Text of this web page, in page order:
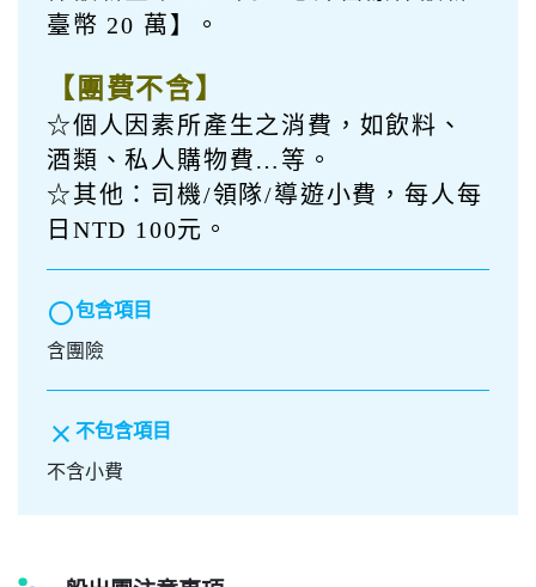
時，請留意身體補水狀況
【團費包含】
☆交通：大型遊覽車車資及過路費
用。
☆住宿：東埔帝綸飯店一晚。。
☆景點：表列行程
保額新臺幣 250 萬、意外醫療保額新
臺幣 20 萬】。
【團費不含】
☆個人因素所產生之消費，如飲料、